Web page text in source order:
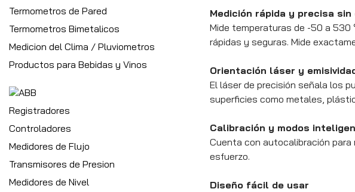
Termometros de Pared
Termometros Bimetalicos
Medicion del Clima / Pluviometros
Productos para Bebidas y Vinos
Registradores
Controladores
Medidores de Flujo
Transmisores de Presion
Medidores de Nivel
Medición rápida y precisa
Mide temperaturas de -50 a 530
rápidas y seguras. Mide
Orientación láser y
El láser de precisión señala los
superficies como metales,
Calibración y modos
Cuenta con autocalibración
esfuerzo.
Diseño fácil de usar